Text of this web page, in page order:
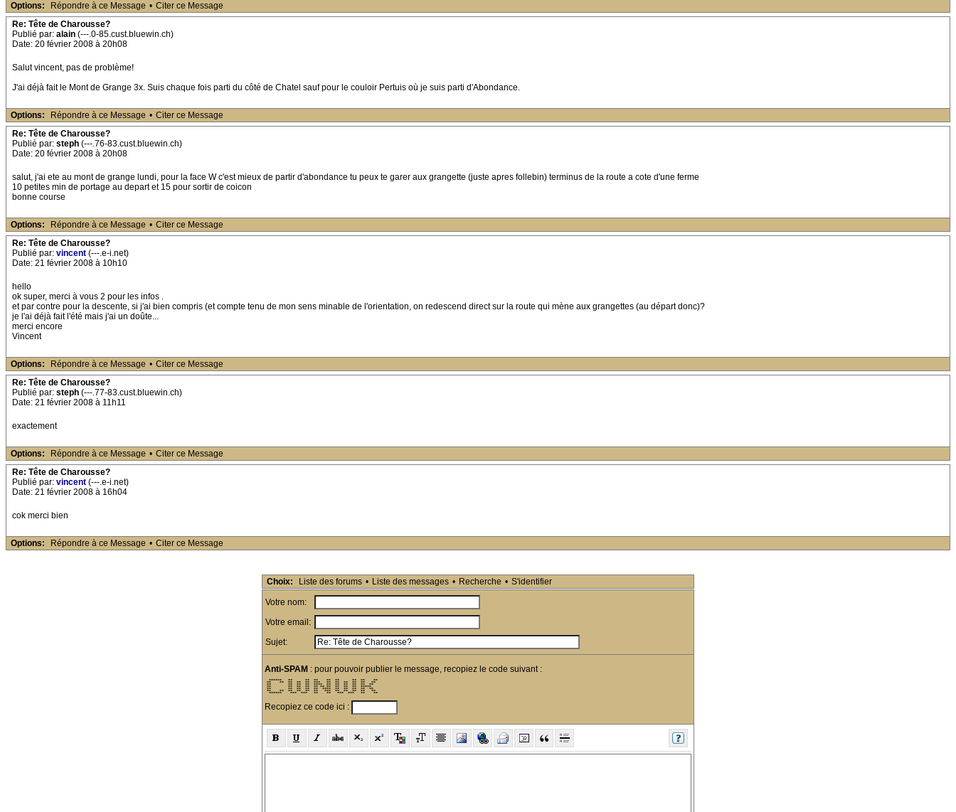
Options: Répondre à ce Message • Citer ce Message
Re: Tête de Charousse?
Publié par: alain (---.0-85.cust.bluewin.ch)
Date: 20 février 2008 à 20h08
Salut vincent, pas de problème!
J'ai déjà fait le Mont de Grange 3x. Suis chaque fois parti du côté de Chatel sauf pour le couloir Pertuis où je suis parti d'Abondance.
Options: Répondre à ce Message • Citer ce Message
Re: Tête de Charousse?
Publié par: steph (---.76-83.cust.bluewin.ch)
Date: 20 février 2008 à 20h08
salut, j'ai ete au mont de grange lundi, pour la face W c'est mieux de partir d'abondance tu peux te garer aux grangette (juste apres follebin) terminus de la route a cote d'une ferme
10 petites min de portage au depart et 15 pour sortir de coicon
bonne course
Options: Répondre à ce Message • Citer ce Message
Re: Tête de Charousse?
Publié par: vincent (---.e-i.net)
Date: 21 février 2008 à 10h10
hello
ok super, merci à vous 2 pour les infos .
et par contre pour la descente, si j'ai bien compris (et compte tenu de mon sens minable de l'orientation, on redescend direct sur la route qui mène aux grangettes (au départ donc)?
je l'ai déjà fait l'été mais j'ai un doûte...
merci encore
Vincent
Options: Répondre à ce Message • Citer ce Message
Re: Tête de Charousse?
Publié par: steph (---.77-83.cust.bluewin.ch)
Date: 21 février 2008 à 11h11
exactement
Options: Répondre à ce Message • Citer ce Message
Re: Tête de Charousse?
Publié par: vincent (---.e-i.net)
Date: 21 février 2008 à 16h04
cok merci bien
Options: Répondre à ce Message • Citer ce Message
Choix: Liste des forums • Liste des messages • Recherche • S'identifier
Votre nom:
Votre email:
Sujet:
Anti-SPAM : pour pouvoir publier le message, recopiez le code suivant :
  ******   **      **  **    **  **      **  **    **
**    **  **  **  **  ***   **  **  **  **  **   **
**        **  **  **  ****  **  **  **  **  **  **
**        **  **  **  ** ** **  **  **  **  *****
**        **  **  **  **  ****  **  **  **  **  **
**    **  **  **  **  **   ***  **  **  **  **   **
  ******    ***  ***   **    **   ***  ***   **    **
Recopiez ce code ici :